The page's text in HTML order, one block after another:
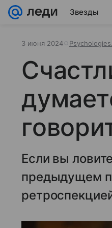
Звезды
3 июня 2024
Если вы
предыдущем